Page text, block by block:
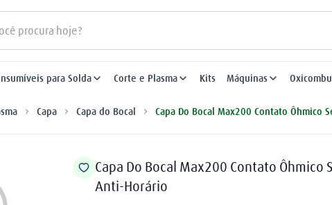
procura hoje?
para Solda Corte e Plasma Kits Máquinas
Capa Capa do Bocal Capa Do Bocal Max200 Contato Ôhmico
Capa Do Bocal Max200 Contato Ôhmico
Anti-Horário
buscados